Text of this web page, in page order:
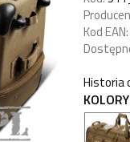
Kod EAN:
Historia
KOLORY